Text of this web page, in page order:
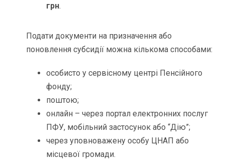
грн.
Подати документи на призначення або
поновлення субсидії можна кількома способами:
особисто у сервісному центрі Пенсійного
фонду;
поштою;
онлайн – через портал електронних послуг
ПФУ, мобільний застосунок або “Дію”;
через уповноважену особу ЦНАП або
місцевої громади.